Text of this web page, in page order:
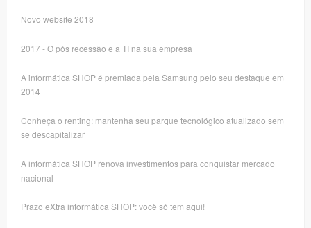
Novo website 2018
2017 - O pós recessão e a TI na sua empresa
A informática SHOP é premiada pela Samsung pelo seu destaque em
2014
Conheça o renting: mantenha seu parque tecnológico atualizado sem
se descapitalizar
A informática SHOP renova investimentos para conquistar mercado
nacional
Prazo eXtra informática SHOP: você só tem aqui!